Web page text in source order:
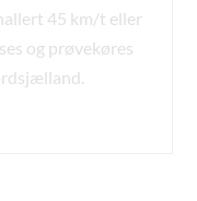
45 km/t eller
og prøvekøres